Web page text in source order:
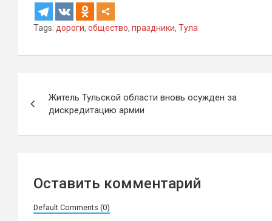
Tags: дороги, общество, праздники, Тула
по
записям
Житель Тульской области вновь осужден за
дискредитацию армии
Оставить комментарий
Default Comments (0)